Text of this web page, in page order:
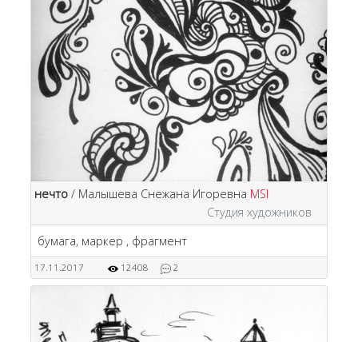
нечто / Малышева Снежана Игоревна MSI
Студия художников
бумага, маркер , фрагмент
17.11.2017 12408 2